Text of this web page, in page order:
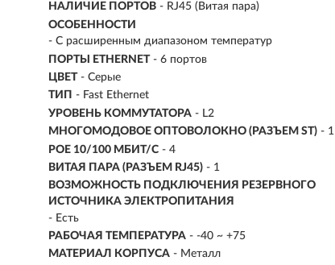
НАЛИЧИЕ ПОРТОВ - RJ45 (Витая пара)
ОСОБЕННОСТИ
- С расширенным диапазоном температур
ПОРТЫ ETHERNET - 6 портов
ЦВЕТ - Серые
ТИП - Fast Ethernet
УРОВЕНЬ КОММУТАТОРА - L2
МНОГОМОДОВОЕ ОПТОВОЛОКНО (РАЗЪЕМ ST) - 1
POE 10/100 МБИТ/С - 4
ВИТАЯ ПАРА (РАЗЪЕМ RJ45) - 1
ВОЗМОЖНОСТЬ ПОДКЛЮЧЕНИЯ РЕЗЕРВНОГО
ИСТОЧНИКА ЭЛЕКТРОПИТАНИЯ
- Есть
РАБОЧАЯ ТЕМПЕРАТУРА - -40 ~ +75
МАТЕРИАЛ КОРПУСА - Металл